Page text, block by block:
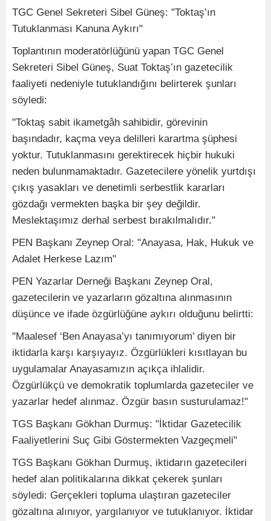
TGC Genel Sekreteri Sibel Güneş: "Toktaş’ın
Tutuklanması Kanuna Aykırı"
Toplantının moderatörlüğünü yapan TGC Genel
Sekreteri Sibel Güneş, Suat Toktaş’ın gazetecilik
faaliyeti nedeniyle tutuklandığını belirterek şunları
söyledi:
"Toktaş sabit ikametgâh sahibidir, görevinin
başındadır, kaçma veya delilleri karartma şüphesi
yoktur. Tutuklanmasını gerektirecek hiçbir hukuki
neden bulunmamaktadır. Gazetecilere yönelik yurtdışı
çıkış yasakları ve denetimli serbestlik kararları
gözdağı vermekten başka bir şey değildir.
Meslektaşımız derhal serbest bırakılmalıdır."
PEN Başkanı Zeynep Oral: "Anayasa, Hak, Hukuk ve
Adalet Herkese Lazım"
PEN Yazarlar Derneği Başkanı Zeynep Oral,
gazetecilerin ve yazarların gözaltına alınmasının
düşünce ve ifade özgürlüğüne aykırı olduğunu belirtti:
"Maalesef ‘Ben Anayasa’yı tanımıyorum’ diyen bir
iktidarla karşı karşıyayız. Özgürlükleri kısıtlayan bu
uygulamalar Anayasamızın açıkça ihlalidir.
Özgürlükçü ve demokratik toplumlarda gazeteciler ve
yazarlar hedef alınmaz. Özgür basın susturulamaz!"
TGS Başkanı Gökhan Durmuş: "İktidar Gazetecilik
Faaliyetlerini Suç Gibi Göstermekten Vazgeçmeli"
TGS Başkanı Gökhan Durmuş, iktidarın gazetecileri
hedef alan politikalarına dikkat çekerek şunları
söyledi: Gerçekleri topluma ulaştıran gazeteciler
gözaltına alınıyor, yargılanıyor ve tutuklanıyor. İktidar